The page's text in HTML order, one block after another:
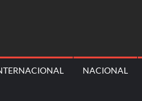
NACIONAL